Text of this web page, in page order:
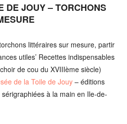
DE JOUY – TORCHONS
littéraires sur mesure, partir
utiles’ Recettes indispensables
de cou du XVIIIème siècle)
de la Toile de Jouy– éditions
à la main en Ile-de-